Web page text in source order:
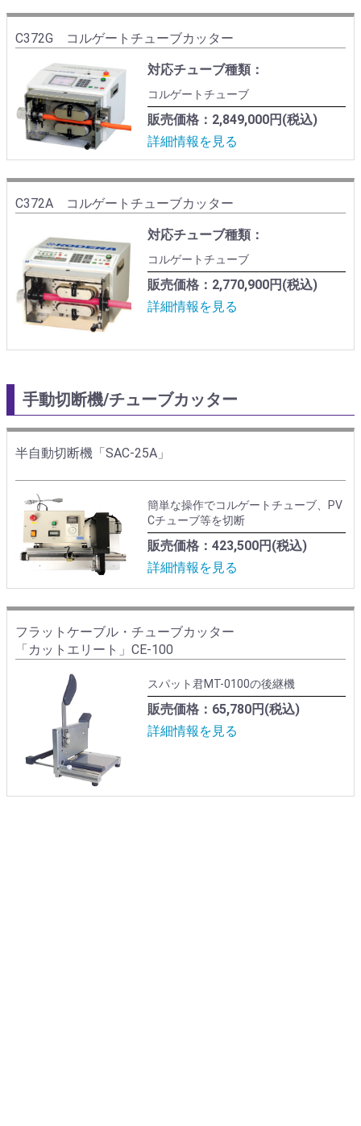
C372G コルゲートチューブカッター
対応チューブ種類：
コルゲートチューブ
販売価格：2,849,000円(税込)
詳細情報を見る
C372A コルゲートチューブカッター
対応チューブ種類：
コルゲートチューブ
販売価格：2,770,900円(税込)
詳細情報を見る
手動切断機/チューブカッター
半自動切断機「SAC-25A」
簡単な操作でコルゲートチューブ、PV
Cチューブ等を切断
販売価格：423,500円(税込)
詳細情報を見る
フラットケーブル・チューブカッター
「カットエリート」CE-100
スパット君MT-0100の後継機
販売価格：65,780円(税込)
詳細情報を見る